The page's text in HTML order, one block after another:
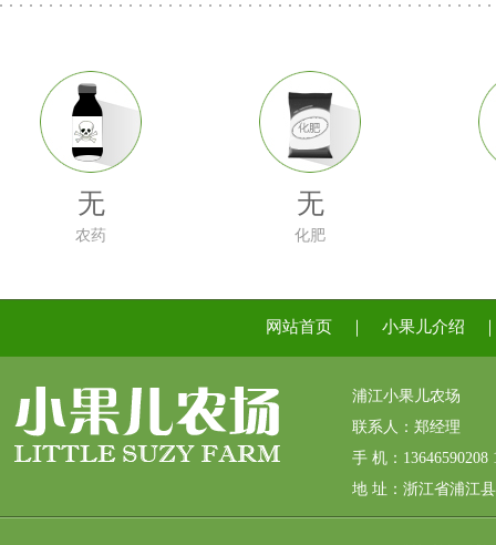
无
农药
无
化肥
网站首页 小果儿介绍
浦江小果儿农场
联系人：郑经理
手 机：13646590208
地 址：浙江省浦江